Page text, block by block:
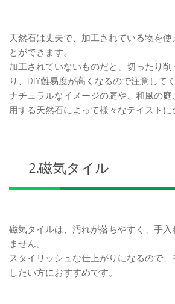
天然石は丈夫で、加工されている物を使
とができます。
加工されていないものだと、切ったり
り、DIY難易度が高くなるので注意してく
ナチュラルなイメージの庭や、和風の
用する天然石によって様々なテイストに
2.磁気タイル
磁気タイルは、汚れが落ちやすく、手入
ません。
スタイリッシュな仕上がりになるので
したい方におすすめです。